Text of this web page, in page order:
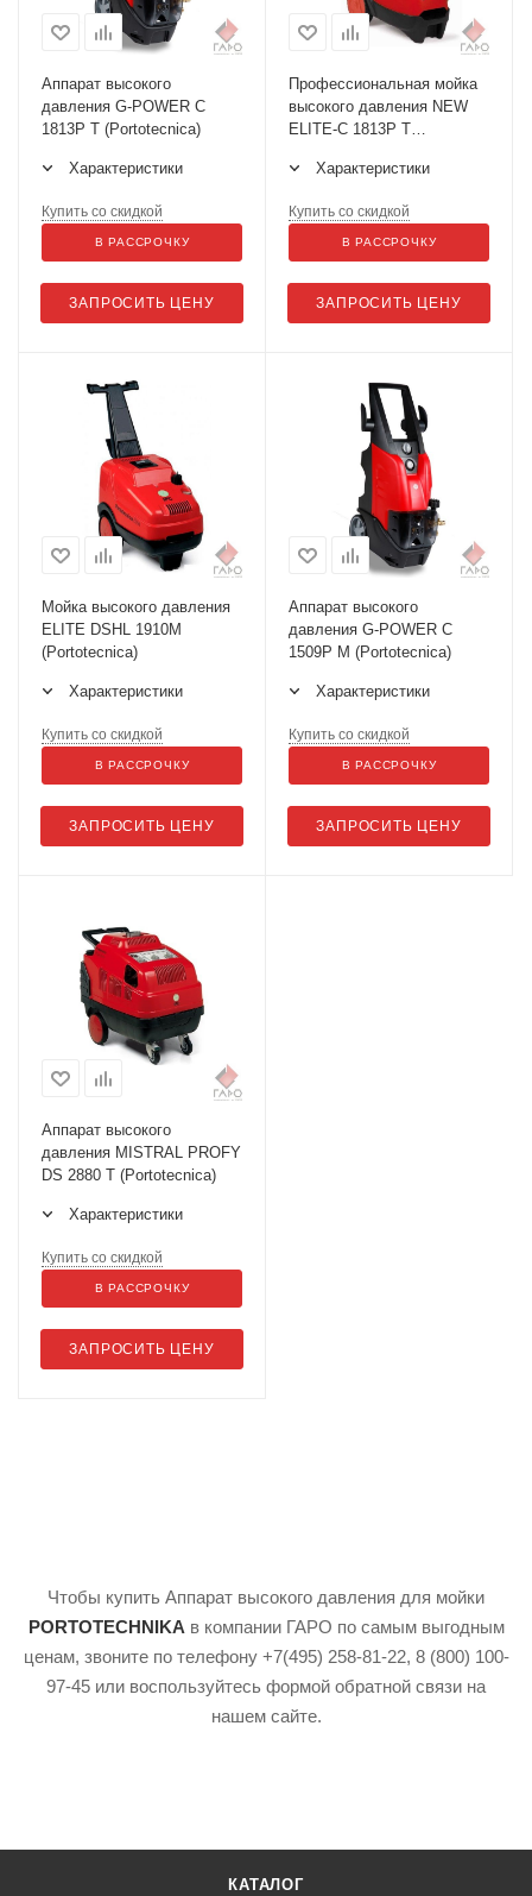
Аппарат высокого
давления G-POWER C
1813P T (Portotecnica)
Характеристики
ЗАПРОСИТЬ ЦЕНУ
Купить со скидкой
В РАССРОЧКУ
Профессиональная мойка
высокого давления NEW
ELITE-C 1813P T
Характеристики
ЗАПРОСИТЬ ЦЕНУ
Купить со скидкой
В РАССРОЧКУ
Мойка высокого давления
ELITE DSHL 1910M
(Portotecnica)
Характеристики
ЗАПРОСИТЬ ЦЕНУ
Купить со скидкой
В РАССРОЧКУ
Аппарат высокого
давления G-POWER C
1509P M (Portotecnica)
Характеристики
ЗАПРОСИТЬ ЦЕНУ
Купить со скидкой
В РАССРОЧКУ
Аппарат высокого
давления MISTRAL PROFY
DS 2880 T (Portotecnica)
Характеристики
ЗАПРОСИТЬ ЦЕНУ
Купить со скидкой
В РАССРОЧКУ
Чтобы купить Аппарат высокого давления для мойки
PORTOTECHNIKA в компании ГАРО по самым выгодным
ценам, звоните по телефону +7(495) 258-81-22, 8 (800) 100-
97-45 или воспользуйтесь формой обратной связи на
нашем сайте.
КАТАЛОГ